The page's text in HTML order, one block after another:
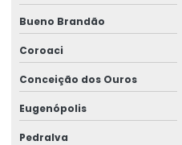
Bueno Brandão
Coroaci
Conceição dos Ouros
Eugenópolis
Pedralva